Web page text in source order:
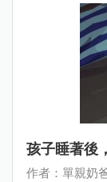
孩子睡著後
作者：單親奶